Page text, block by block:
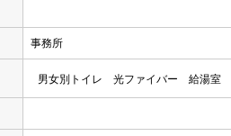
事務所
男女別トイレ 光ファイバー 給湯室